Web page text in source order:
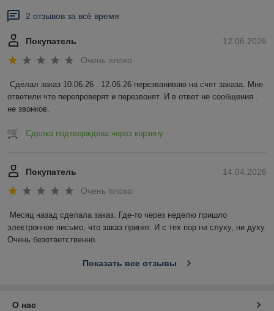
2 отзывов за всё время
12.06.2026
Покупатель
Очень плохо
Сделал заказ 10.06.26 . 12.06.26 перезваниваю на счет заказа. Мне
ответили что перепроверят и перезвонят. И в ответ не сообщения .
не звонков.
Сделка подтверждена через корзину
14.04.2026
Покупатель
Очень плохо
Месяц назад сделала заказ. Где-то через неделю пришло
электронное письмо, что заказ принят. И с тех пор ни слуху, ни духу.
Очень безответственно.
Показать все отзывы
О нас